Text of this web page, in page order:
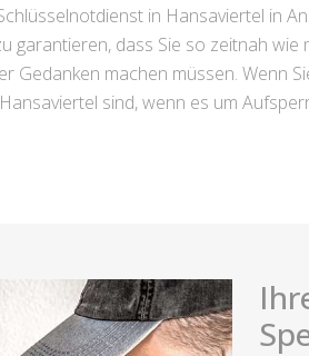
in Hansaviertel in
garantieren, dass Sie so zeitnah
Gedanken machen müssen. Wenn
sind, wenn es um